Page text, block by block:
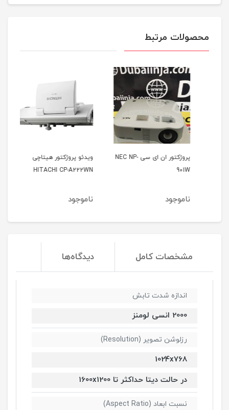
محصولات مرتبط
پروژکتور ان ای سی NEC NP-
901W
ناموجود
ویدئو پروژکتور هیتاچی
HITACHI CP-A222WN
ناموجود
مشخصات کامل دیدگاه‌ها
اندازه شدت تابش
2000 انسی لومنز
رزلوشن تصویر (Resolution)
1024x768
در حالت دیتا حداکثر تا 1600x1200
نسبت ابعاد (Aspect Ratio)